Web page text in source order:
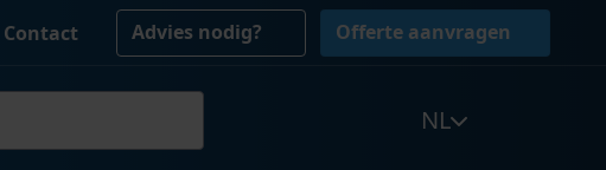
Contact Advies nodig? Offerte aanvragen
NL